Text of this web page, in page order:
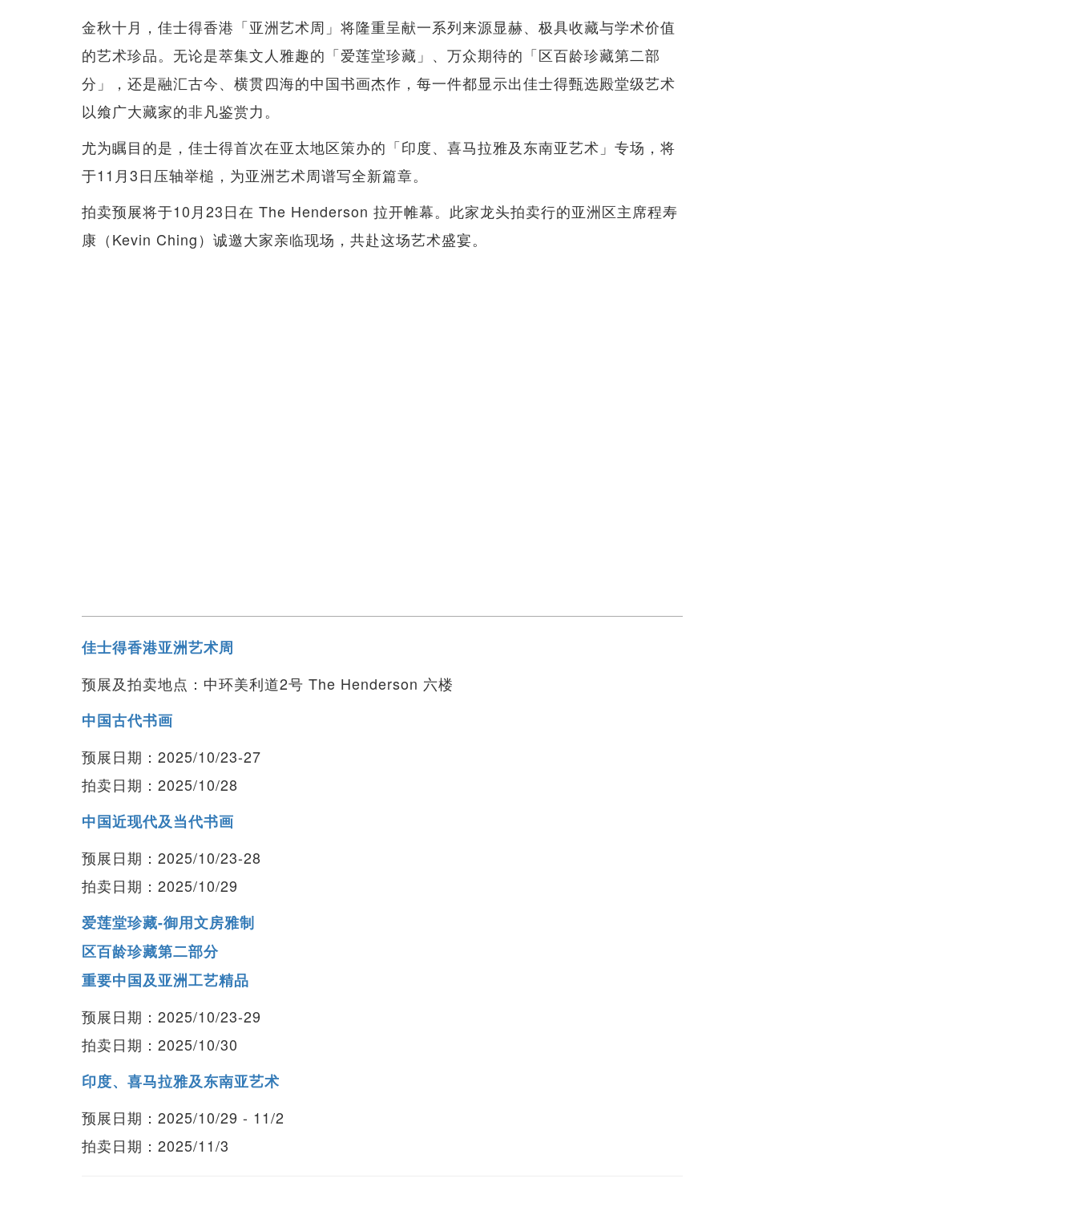
金秋十月，佳士得香港「亚洲艺术周」将隆重呈献一系列来源显赫、极具收藏与学术价值
的艺术珍品。无论是萃集文人雅趣的「爱莲堂珍藏」、万众期待的「区百龄珍藏第二部
分」，还是融汇古今、横贯四海的中国书画杰作，每一件都显示出佳士得甄选殿堂级艺术
以飨广大藏家的非凡鉴赏力。
尤为瞩目的是，佳士得首次在亚太地区策办的「印度、喜马拉雅及东南亚艺术」专场，将
于11月3日压轴举槌，为亚洲艺术周谱写全新篇章。
拍卖预展将于10月23日在 The Henderson 拉开帷幕。此家龙头拍卖行的亚洲区主席程寿
康（Kevin Ching）诚邀大家亲临现场，共赴这场艺术盛宴。
佳士得香港亚洲艺术周
预展及拍卖地点：中环美利道2号 The Henderson 六楼
中国古代书画
预展日期：2025/10/23-27
拍卖日期：2025/10/28
中国近现代及当代书画
预展日期：2025/10/23-28
拍卖日期：2025/10/29
爱莲堂珍藏-御用文房雅制
区百龄珍藏第二部分
重要中国及亚洲工艺精品
预展日期：2025/10/23-29
拍卖日期：2025/10/30
印度、喜马拉雅及东南亚艺术
预展日期：2025/10/29 - 11/2
拍卖日期：2025/11/3